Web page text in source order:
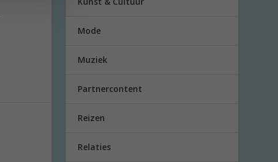
Mode
Muziek
Partnercontent
Reizen
Relaties